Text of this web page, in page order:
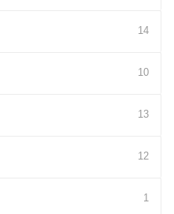
14
10
13
12
1